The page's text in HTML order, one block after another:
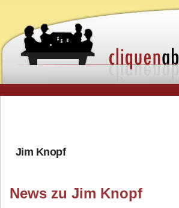
Jim Knopf
News zu Jim Knopf